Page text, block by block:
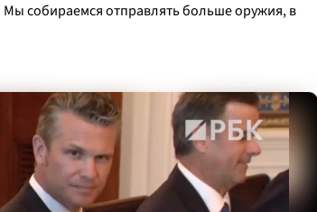
собираемся отправлять больше оружия, в